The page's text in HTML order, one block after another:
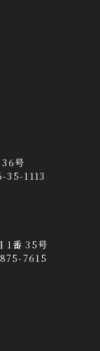
36号
35-1113
1番 35号
7615